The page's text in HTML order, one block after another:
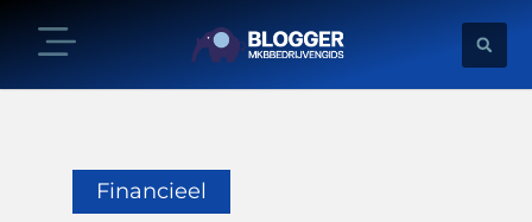
Financieel